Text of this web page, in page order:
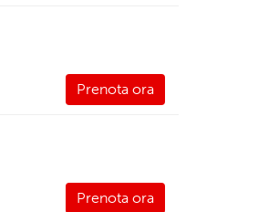
Prenota ora
Prenota ora